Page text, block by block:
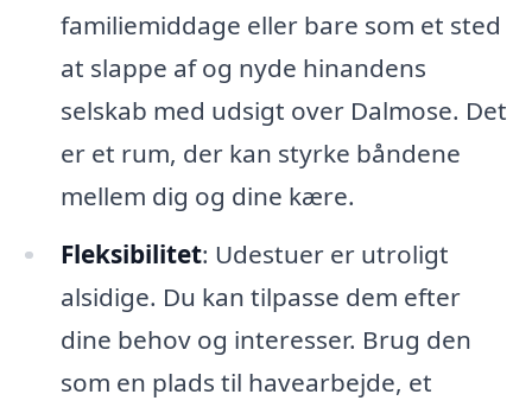
familiemiddage eller bare som et sted
at slappe af og nyde hinandens
selskab med udsigt over Dalmose. Det
er et rum, der kan styrke båndene
mellem dig og dine kære.
Fleksibilitet: Udestuer er utroligt
alsidige. Du kan tilpasse dem efter
dine behov og interesser. Brug den
som en plads til havearbejde, et